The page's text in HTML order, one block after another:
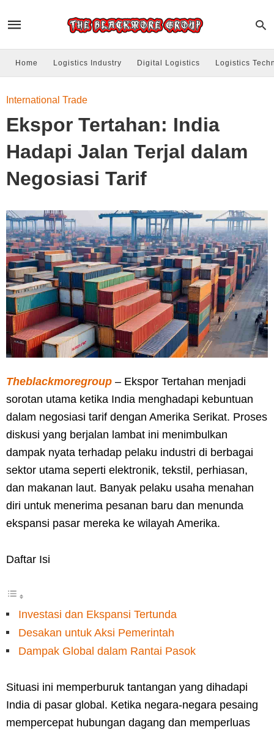
Home Logistics Industry Digital Logistics Logistics
International Trade
Ekspor Tertahan: India
Hadapi Jalan Terjal dalam
Negosiasi Tarif
Theblackmoregroup – Ekspor Tertahan menjadi
sorotan utama ketika India menghadapi kebuntuan
dalam negosiasi tarif dengan Amerika Serikat. Proses
diskusi yang berjalan lambat ini menimbulkan
dampak nyata terhadap pelaku industri di berbagai
sektor utama seperti elektronik, tekstil, perhiasan,
dan makanan laut. Banyak pelaku usaha menahan
diri untuk menerima pesanan baru dan menunda
ekspansi pasar mereka ke wilayah Amerika.
Daftar Isi
Investasi dan Ekspansi Tertunda
Desakan untuk Aksi Pemerintah
Dampak Global dalam Rantai Pasok
Situasi ini memperburuk tantangan yang dihadapi
India di pasar global. Ketika negara-negara pesaing
mempercepat hubungan dagang dan memperluas